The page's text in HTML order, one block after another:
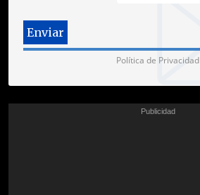
Política de Privacidad